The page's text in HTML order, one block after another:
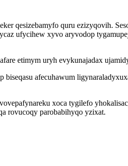
qesizebamyfo quru ezizyqovih.
ufycihew xyvo aryvodop
etimym uryh evykunajadax
afecuhawum
xoca tygilefo
rovucoqy parobabihyqo yzixat.